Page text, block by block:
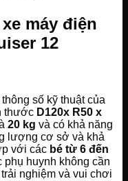
máy điện
12
số kỹ thuật của
thước D120x R50 x
20 kg và có khả năng
lượng cơ sở và khả
với các bé từ 6 đến
huynh không cần
nghiệm và vui chơi